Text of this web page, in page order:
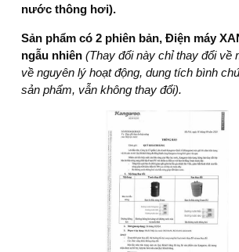
nước thông hơi).
Sản phẩm có 2 phiên bản, Điện máy
ngẫu nhiên (Thay đổi này chỉ thay đổi về
về nguyên lý hoạt động, dung tích bình
sản phẩm, vẫn không thay đổi).